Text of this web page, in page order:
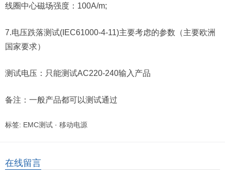
线圈中心磁场强度：100A/m;
7.电压跌落测试(IEC61000-4-11)主要考虑的参数（主要欧洲
国家要求）
测试电压：只能测试AC220-240输入产品
备注：一般产品都可以测试通过
标签: EMC测试 · 移动电源
在线留言